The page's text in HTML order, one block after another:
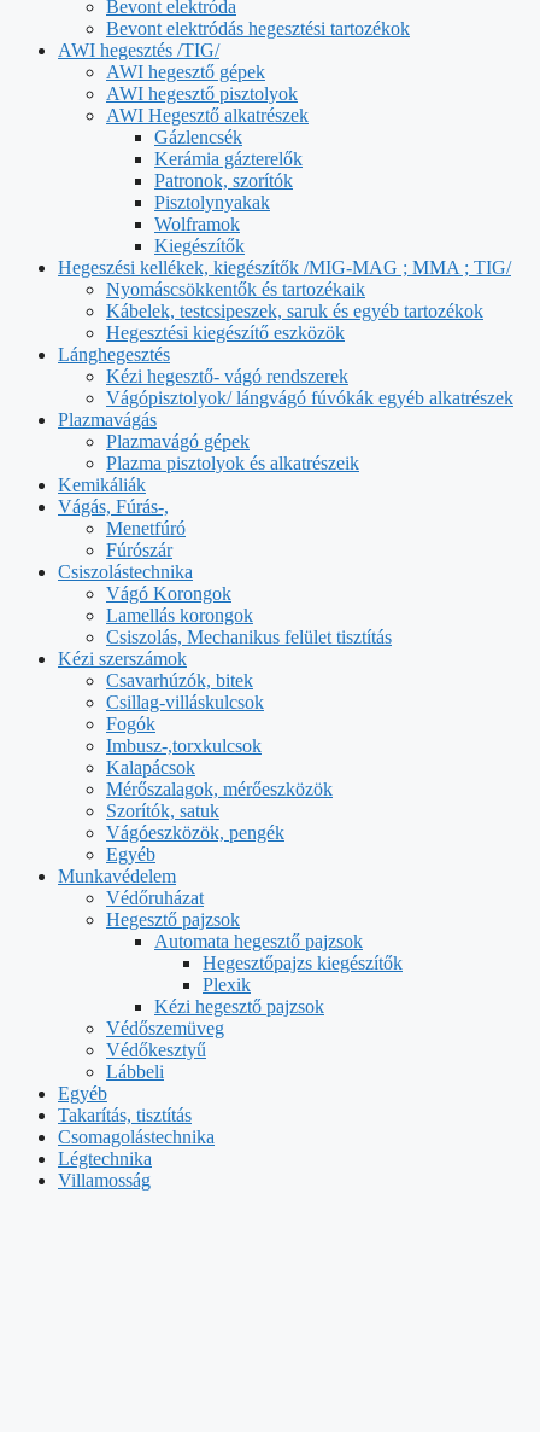
Bevont elektróda
Bevont elektródás hegesztési tartozékok
AWI hegesztés /TIG/
AWI hegesztő gépek
AWI hegesztő pisztolyok
AWI Hegesztő alkatrészek
Gázlencsék
Kerámia gázterelők
Patronok, szorítók
Pisztolynyakak
Wolframok
Kiegészítők
Hegeszési kellékek, kiegészítők /MIG-MAG ; MMA ; TIG/
Nyomáscsökkentők és tartozékaik
Kábelek, testcsipeszek, saruk és egyéb tartozékok
Hegesztési kiegészítő eszközök
Lánghegesztés
Kézi hegesztő- vágó rendszerek
Vágópisztolyok/ lángvágó fúvókák egyéb alkatrészek
Plazmavágás
Plazmavágó gépek
Plazma pisztolyok és alkatrészeik
Kemikáliák
Vágás, Fúrás-,
Menetfúró
Fúrószár
Csiszolástechnika
Vágó Korongok
Lamellás korongok
Csiszolás, Mechanikus felület tisztítás
Kézi szerszámok
Csavarhúzók, bitek
Csillag-villáskulcsok
Fogók
Imbusz-,torxkulcsok
Kalapácsok
Mérőszalagok, mérőeszközök
Szorítók, satuk
Vágóeszközök, pengék
Egyéb
Munkavédelem
Védőruházat
Hegesztő pajzsok
Automata hegesztő pajzsok
Hegesztőpajzs kiegészítők
Plexik
Kézi hegesztő pajzsok
Védőszemüveg
Védőkesztyű
Lábbeli
Egyéb
Takarítás, tisztítás
Csomagolástechnika
Légtechnika
Villamosság